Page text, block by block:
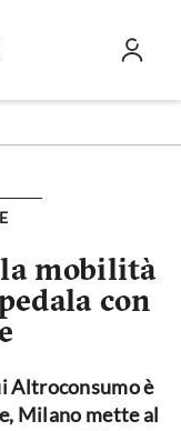
mobilità
con
Altroconsumo è
Milano mette al